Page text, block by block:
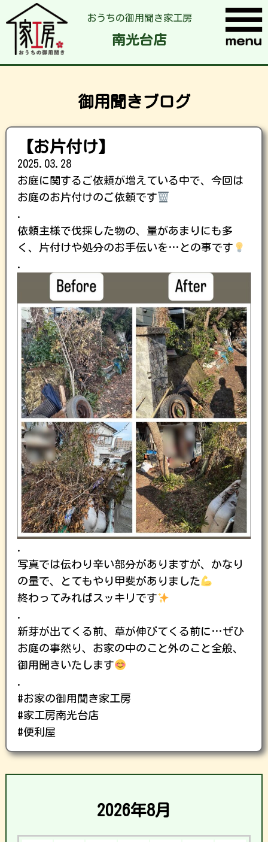
おうちの御用聞き家工房
南光台店
御用聞きブログ
【お片付け】
2025.03.28
お庭に関するご依頼が増えている中で、今回は
お庭のお片付けのご依頼です
.
依頼主様で伐採した物の、量があまりにも多
く、片付けや処分のお手伝いを…との事です
.
.
写真では伝わり辛い部分がありますが、かなり
の量で、とてもやり甲斐がありました
終わってみればスッキリです
.
新芽が出てくる前、草が伸びてくる前に…ぜひ
お庭の事然り、お家の中のこと外のこと全般、
御用聞きいたします
.
#お家の御用聞き家工房
#家工房南光台店
#便利屋
2026年8月